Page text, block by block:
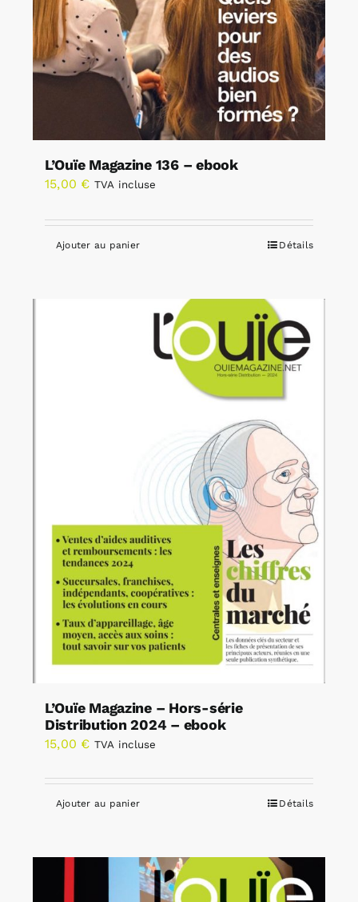
L’Ouïe Magazine 136 – ebook
15,00 € TVA incluse
Ajouter au panier Détails
L’Ouïe Magazine – Hors-série
Distribution 2024 – ebook
15,00 € TVA incluse
Ajouter au panier Détails